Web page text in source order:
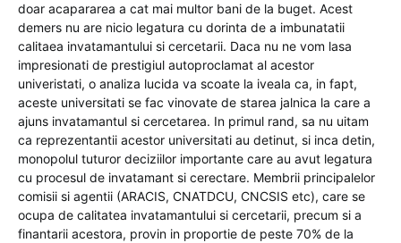
doar acapararea a cat mai multor bani de la buget. Acest
demers nu are nicio legatura cu dorinta de a imbunatatii
calitaea invatamantului si cercetarii. Daca nu ne vom lasa
impresionati de prestigiul autoproclamat al acestor
univeristati, o analiza lucida va scoate la iveala ca, in fapt,
aceste universitati se fac vinovate de starea jalnica la care a
ajuns invatamantul si cercetarea. In primul rand, sa nu uitam
ca reprezentantii acestor universitati au detinut, si inca detin,
monopolul tuturor deciziilor importante care au avut legatura
cu procesul de invatamant si cerectare. Membrii principalelor
comisii si agentii (ARACIS, CNATDCU, CNCSIS etc), care se
ocupa de calitatea invatamantului si cercetarii, precum si a
finantarii acestora, provin in proportie de peste 70% de la